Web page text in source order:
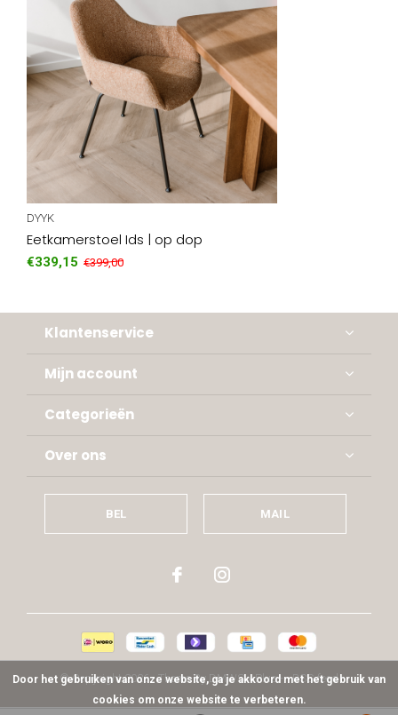
DYYK
Eetkamerstoel Ids | op dop
€339,15 €399,00
Klantenservice
Mijn account
Categorieën
Over ons
BEL MAIL
© Copyright2026- Theme ByDMWSxPlus+ -RSS-feed
Door het gebruiken van onze website, ga je akkoord met het gebruik van
cookies om onze website te verbeteren.